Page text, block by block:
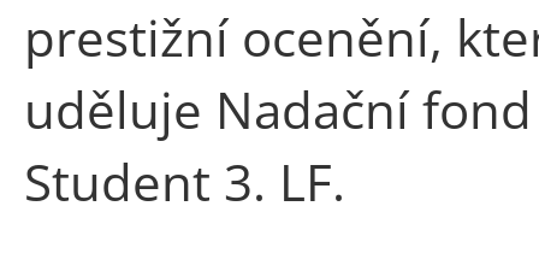
prestižní ocenění,
uděluje Nadační fond
Student 3. LF.